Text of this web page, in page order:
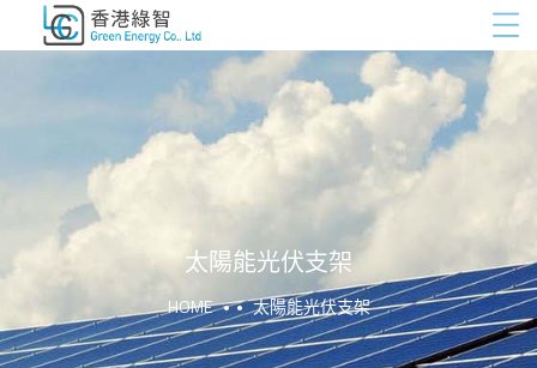
太陽能光伏支架
HOME 太陽能光伏支架